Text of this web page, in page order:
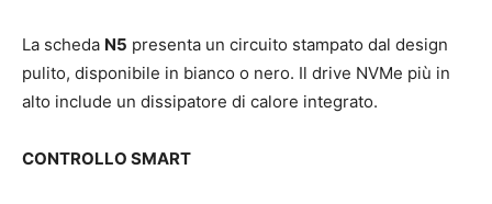
La scheda N5 presenta un circuito stampato dal design
pulito, disponibile in bianco o nero. Il drive NVMe più in
alto include un dissipatore di calore integrato.
CONTROLLO SMART